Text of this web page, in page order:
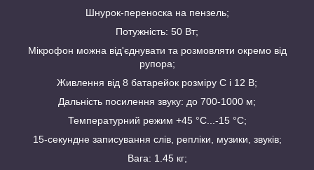
Шнурок-переноска на пензель;
Потужність: 50 Вт;
Мікрофон можна від'єднувати та розмовляти окремо від
рупора;
Живлення від 8 батарейок розміру C і 12 В;
Дальність посилення звуку: до 700-1000 м;
Температурний режим +45 °C...-15 °C;
15-секундне записування слів, репліки, музики, звуків;
Вага: 1.45 кг;